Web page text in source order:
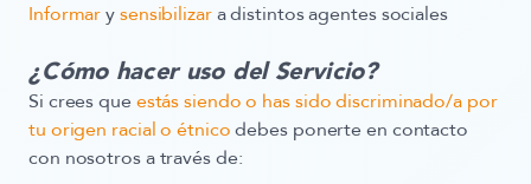
Informarysensibilizara distintos agentes sociales
¿Cómo hacer uso del Servicio?
Si crees que estás siendo o has sido discriminado/a por
tu origen racial o étnicodebes ponerte en contacto
con nosotros a través de: